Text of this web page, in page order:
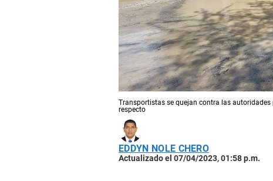
Transportistas se quejan contra las
respecto
EDDYN NOLE CHERO
Actualizado el 07/04/2023, 01:58 p.m.